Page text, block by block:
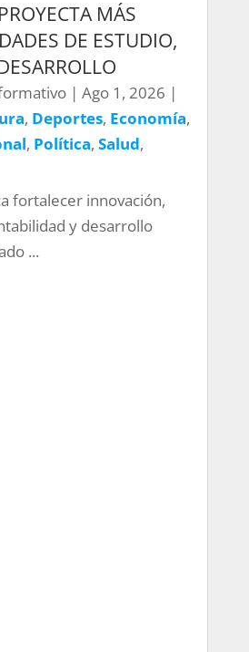
MÁS
DE ESTUDIO,
| Ago 1, 2026 |
, Deportes, Economía,
, Política, Salud,
fortalecer innovación,
y desarrollo
...